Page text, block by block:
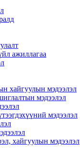
ажиллагаа
хайгуулын мэдээлэл
мэдээлэл
мэдээлэл
хайгуулын мэдээлэл